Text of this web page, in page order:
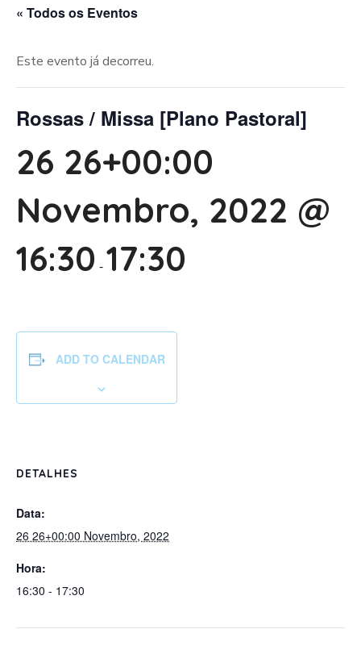
« Todos os Eventos
Este evento já decorreu.
Rossas / Missa [Plano Pastoral]
26 26+00:00
Novembro, 2022 @
16:30 -17:30
ADD TO CALENDAR
DETALHES
Data:
26 26+00:00 Novembro, 2022
Hora:
16:30 - 17:30